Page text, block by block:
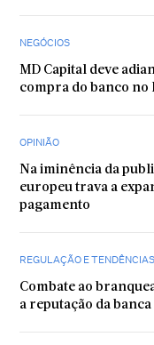
NEGÓCIOS
MD Capital deve
compra do banco no
OPINIÃO
Na iminência da
europeu trava a
pagamento
REGULAÇÃO E TENDÊNCIAS
Combate ao
a reputação da